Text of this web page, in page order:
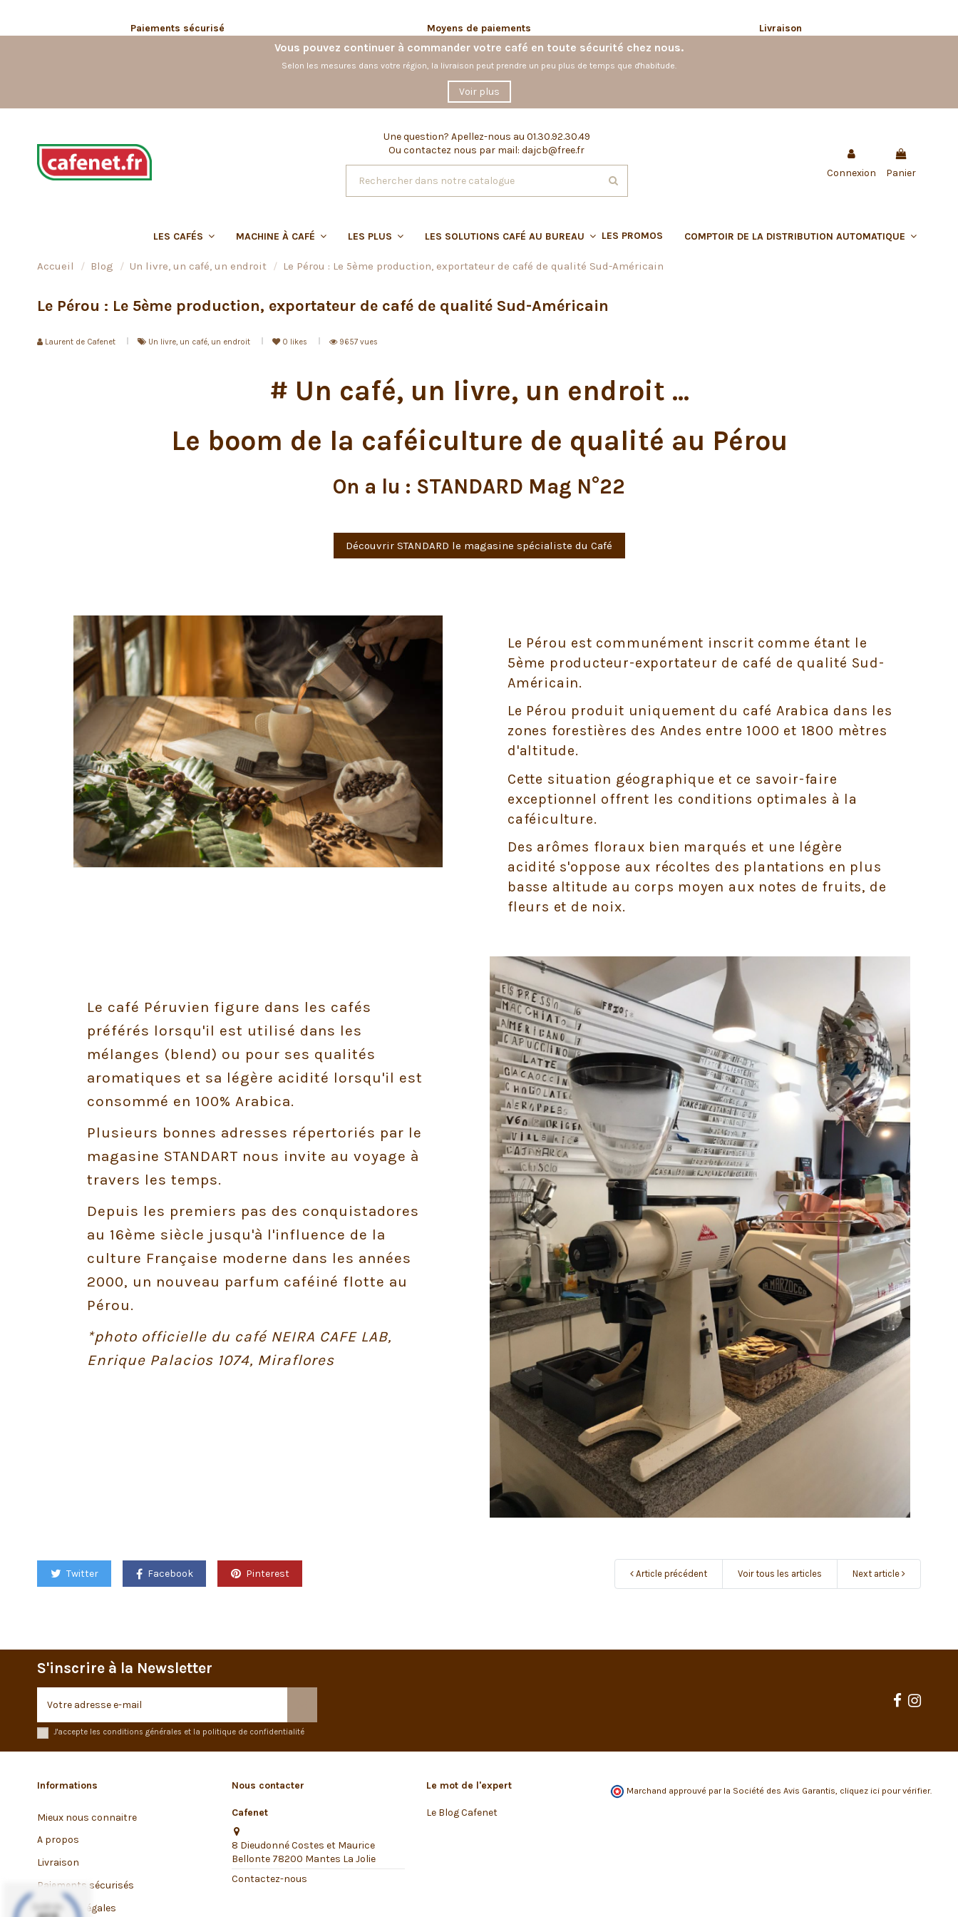
Paiements sécurisé Moyens de paiements Livraison
Vous pouvez continuer à commander votre café en toute sécurité chez nous.
Selon les mesures dans votre région, la livraison peut prendre un peu plus de temps que d'habitude.
Voir plus
Une question? Apellez-nous au 01.30.92.30.49
Ou contactez nous par mail: dajcb@free.fr
Connexion
Panier
LES CAFÉS MACHINE À CAFÉ LES PLUS LES SOLUTIONS CAFÉ AU BUREAU LES PROMOS COMPTOIR DE LA DISTRIBUTION AUTOMATIQUE
Accueil Blog Un livre, un café, un endroit Le Pérou : Le 5ème production, exportateur de café de qualité Sud-Américain
Le Pérou : Le 5ème production, exportateur de café de qualité Sud-Américain
Laurent de Cafenet Un livre, un café, un endroit 0 likes 9657 vues
# Un café, un livre, un endroit ...
Le boom de la caféiculture de qualité au Pérou
On a lu : STANDARD Mag N°22
Découvrir STANDARD le magasine spécialiste du Café
Le Pérou est communément inscrit comme étant le
5ème producteur-exportateur de café de qualité Sud-
Américain.
Le Pérou produit uniquement du café Arabica dans les
zones forestières des Andes entre 1000 et 1800 mètres
d'altitude.
Cette situation géographique et ce savoir-faire
exceptionnel offrent les conditions optimales à la
caféiculture.
Des arômes floraux bien marqués et une légère
acidité s'oppose aux récoltes des plantations en plus
basse altitude au corps moyen aux notes de fruits, de
fleurs et de noix.
Le café Péruvien figure dans les cafés
préférés lorsqu'il est utilisé dans les
mélanges (blend) ou pour ses qualités
aromatiques et sa légère acidité lorsqu'il est
consommé en 100% Arabica.
Plusieurs bonnes adresses répertoriés par le
magasine STANDART nous invite au voyage à
travers les temps.
Depuis les premiers pas des conquistadores
au 16ème siècle jusqu'à l'influence de la
culture Française moderne dans les années
2000, un nouveau parfum caféiné flotte au
Pérou.
*photo officielle du café NEIRA CAFE LAB,
Enrique Palacios 1074, Miraflores
Twitter Facebook Pinterest Article précédent Voir tous les articles Next article
S'inscrire à la Newsletter
J'accepte les conditions générales et la politique de confidentialité
Informations
Mieux nous connaitre
A propos
Livraison
Paiements sécurisés
Mentions légales
Nous contacter
Cafenet
8 Dieudonné Costes et Maurice
Bellonte 78200 Mantes La Jolie
Contactez-nous
Le mot de l'expert
Le Blog Cafenet
Marchand approuvé par la Société des Avis Garantis, cliquez ici pour vérifier.